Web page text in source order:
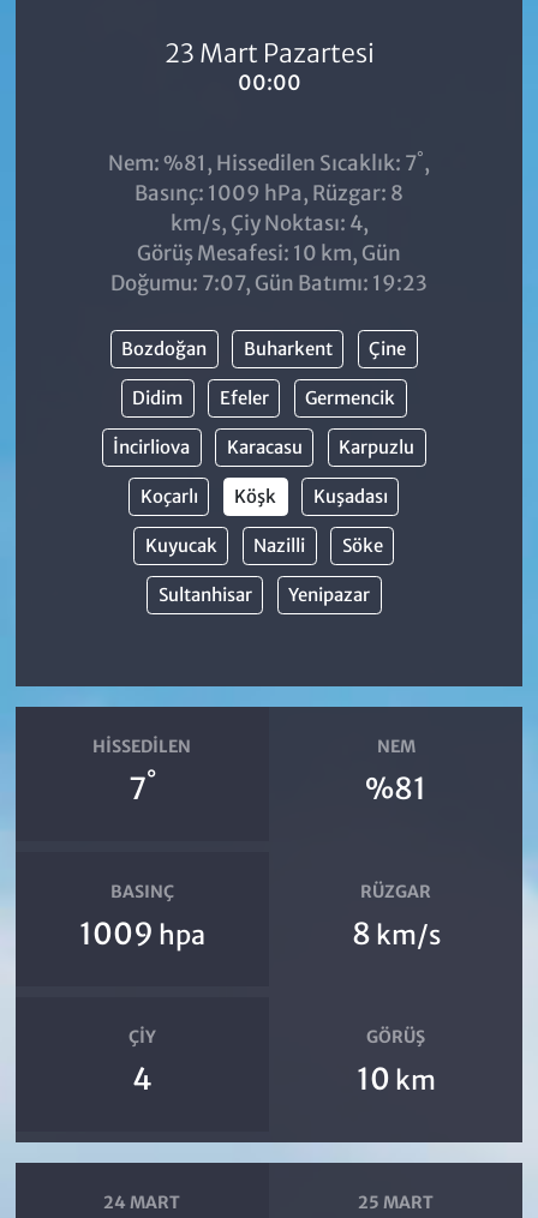
23 Mart Pazartesi
00:00
Nem: %81, Hissedilen Sıcaklık: 7°,
Basınç: 1009 hPa, Rüzgar: 8
km/s, Çiy Noktası: 4,
Görüş Mesafesi: 10 km, Gün
Doğumu: 7:07, Gün Batımı: 19:23
Bozdoğan Buharkent Çine
Didim Efeler Germencik
İncirliova Karacasu Karpuzlu
Koçarlı Köşk Kuşadası
Kuyucak Nazilli Söke
Sultanhisar Yenipazar
HISSEDILEN
7°
NEM
%81
BASINÇ
1009 hpa
RÜZGAR
8 km/s
ÇIY
4
GÖRÜŞ
10 km
24 MART 25 MART